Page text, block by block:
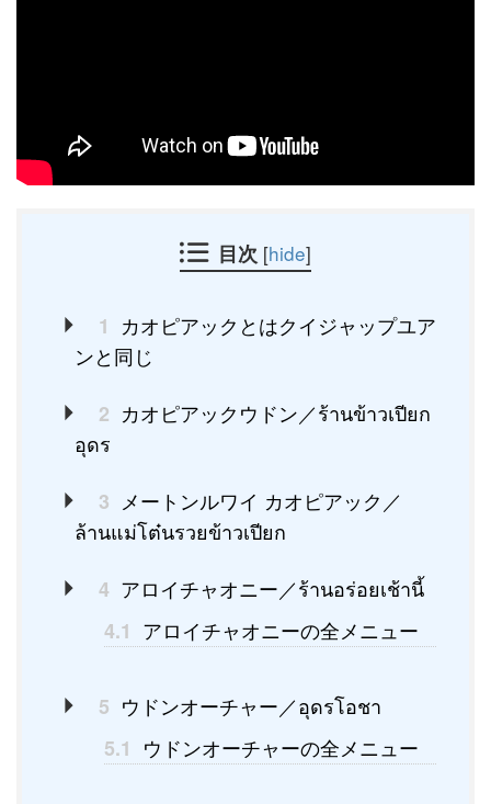
目次 [hide]
1 カオピアックとはクイジャップユア
ンと同じ
2 カオピアックウドン／ร้านข้าวเปียก
อุดร
3 メートンルワイ カオピアック／
ล้านแม่โต๋นรวยข้าวเปียก
4 アロイチャオニー／ร้านอร่อยเช้านี้
4.1 アロイチャオニーの全メニュー
5 ウドンオーチャー／อุดรโอชา
5.1 ウドンオーチャーの全メニュー